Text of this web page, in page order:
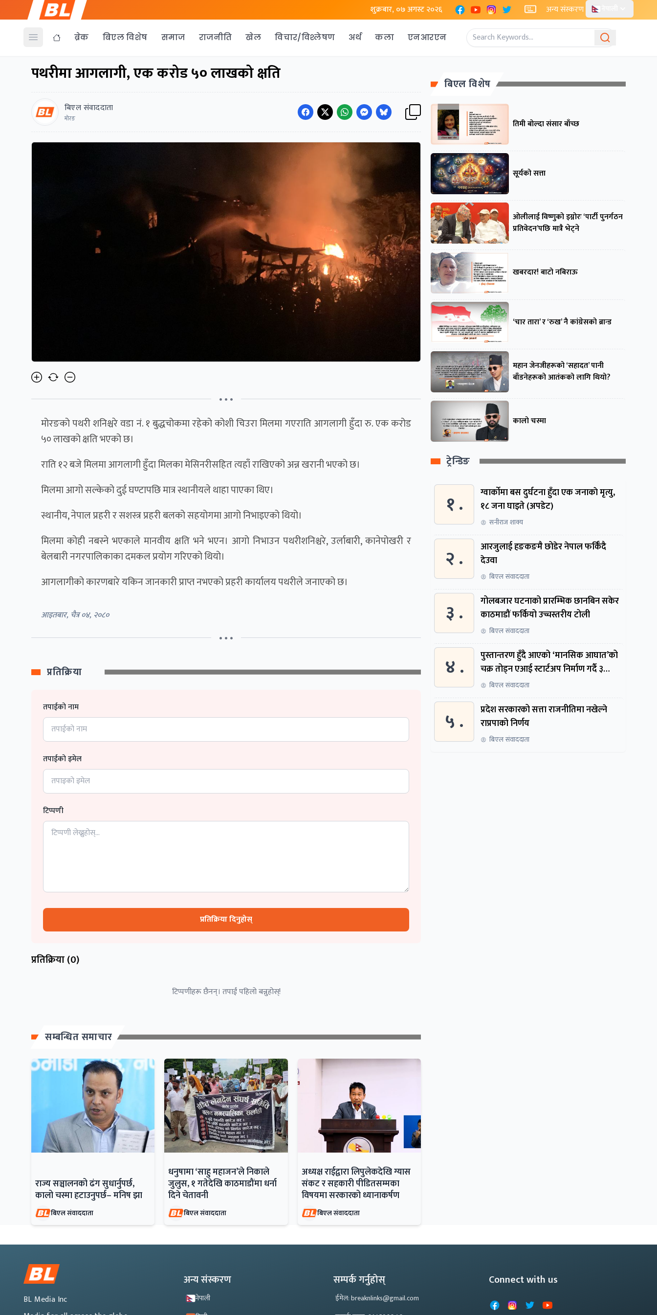
शुक्रबार, ०७ अगस्ट २०२६ FacebookYouTubeInstagram
X अन्य संस्करण
Open menu ब्रेक बिएल विशेष समाज राजनीति खेल विचार/विश्लेषण अर्थ कला एनआरएन
पथरीमा आगलागी, एक करोड ५० लाखको क्षति
बिएल संवाददाता
माेरङ
• • •
मोरङको पथरी शनिश्चरे वडा नं. १ बुद्धचोकमा रहेको कोशी चिउरा मिलमा गएराति आगलागी हुँदा रु. एक करोड
५० लाखको क्षति भएको छ।
राति १२ बजे मिलमा आगलागी हुँदा मिलका मेसिनरीसहित त्यहाँ राखिएको अन्न खरानी भएको छ।
मिलमा आगो सल्केको दुई घण्टापछि मात्र स्थानीयले थाहा पाएका थिए।
स्थानीय, नेपाल प्रहरी र सशस्त्र प्रहरी बलको सहयोगमा आगो निभाइएको थियो।
मिलमा कोही नबस्ने भएकाले मानवीय क्षति भने भएन। आगो निभाउन पथरीशनिश्चरे, उर्लाबारी, कानेपोखरी र
बेलबारी नगरपालिकाका दमकल प्रयोग गरिएको थियो।
आगलागीको कारणबारे यकिन जानकारी प्राप्त नभएको प्रहरी कार्यालय पथरीले जनाएको छ।
आइतबार, चैत्र ०४, २०८०
• • •
प्रतिक्रिया
तपाईको नाम
तपाईको इमेल
टिप्पणी
प्रतिक्रिया दिनुहोस्
प्रतिक्रिया (0)
टिप्पणीहरू छैनन्। तपाईं पहिलो बन्नुहोस्!
सम्बन्धित समाचार
राज्य सञ्चालनको ढंग सुधार्नुपर्छ,
कालो चस्मा हटाउनुपर्छ– मनिष झा
बिएल संवाददाता
धनुषामा ‘साहु महाजन’ले निकाले
जुलुस, १ गतेदेखि काठमाडौंमा धर्ना
दिने चेतावनी
बिएल संवाददाता
अध्यक्ष राईद्वारा लिपुलेकदेखि ग्यास
संकट र सहकारी पीडितसम्मका
विषयमा सरकारको ध्यानाकर्षण
बिएल संवाददाता
बिएल विशेष
तिमी बोल्दा संसार बाँच्छ
सूर्यको सत्ता
ओलीलाई विष्णुको इग्नोरः ‘पार्टी पुनर्गठन
प्रतिवेदन’पछि मात्रै भेट्ने
खबरदार! बाटो नबिराऊ
‘चार तारा’ र ‘रुख’ नै कांग्रेसको ब्रान्ड
महान जेनजीहरूको ‘सहादत’ पानी
बाँडनेहरूको आतंकको लागि थियो?
कालो चस्मा
ट्रेन्डिङ
१ .
ग्वार्काेमा बस दुर्घटना हुँदा एक जनाकाे मृत्यु,
१८ जना घाइते (अपडेट)
सनीराज शाक्य
२ .
आरजुलाई हङकङमै छोडेर नेपाल फर्किँदै
देउवा
बिएल संवाददाता
३ .
गोलबजार घटनाको प्रारम्भिक छानबिन सकेर
काठमाडौं फर्कियो उच्चस्तरीय टोली
बिएल संवाददाता
४ .
पुस्तान्तरण हुँदै आएको ‘मानसिक आघात’को
चक्र तोड्न एआई स्टार्टअप निर्माण गर्दै ३
नेपाली
बिएल संवाददाता
५ .
प्रदेश सरकारको सत्ता राजनीतिमा नखेल्ने
राप्रपाको निर्णय
बिएल संवाददाता
BL Media Inc
अन्य संस्करण
नेपाली
सम्पर्क गर्नुहोस्
ईमेल: breaknlinks@gmail.com
Connect with us
FacebookInstagram
X YouTube